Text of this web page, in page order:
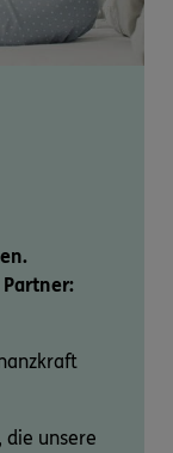
die unsere